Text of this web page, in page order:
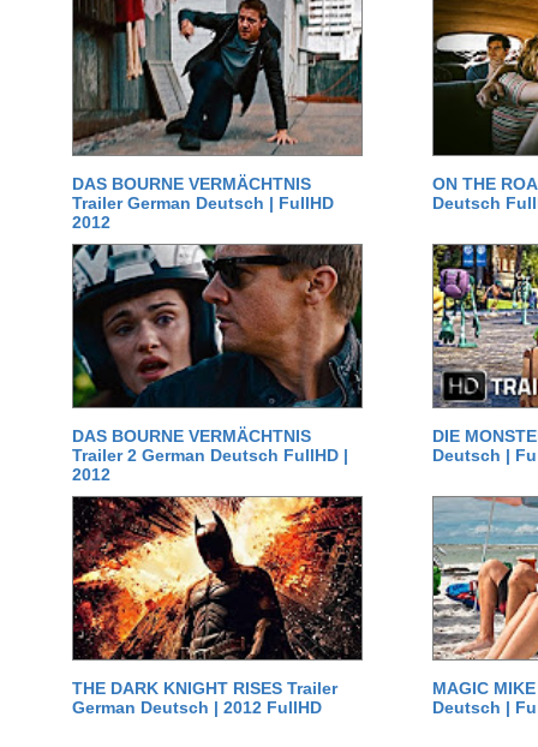
DAS BOURNE VERMÄCHTNIS
Trailer German Deutsch | FullHD
2012
ON THE
Deutsch
DAS BOURNE VERMÄCHTNIS
Trailer 2 German Deutsch FullHD |
2012
DIE
Deutsch |
THE DARK KNIGHT RISES Trailer
German Deutsch | 2012 FullHD
MAGIC
Deutsch |